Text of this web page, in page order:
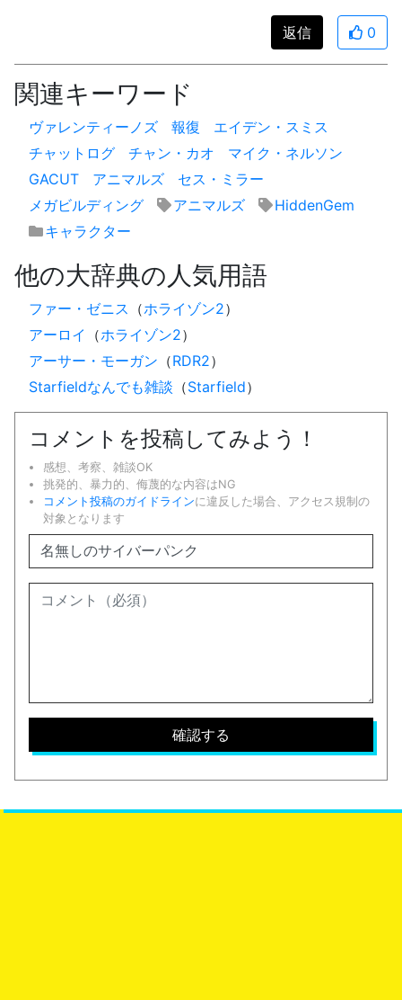
返信 0
関連キーワード
ヴァレンティーノズ 報復
エイデン・スミス
チャットログ
チャン・カオ
マイク・ネルソン
GACUT
アニマルズ
セス・ミラー
メガビルディング
アニマルズ
HiddenGem
キャラクター
他の大辞典の人気用語
ファー・ゼニス （ホライゾン2）
アーロイ
（ホライゾン2）
アーサー・モーガン （RDR2）
Starfieldなんでも雑談 （Starfield）
コメントを投稿してみよう！
感想、考察、雑談OK
挑発的、暴力的、侮蔑的な内容はNG
コメント投稿のガイドラインに違反した場合、アクセス規制の
対象となります